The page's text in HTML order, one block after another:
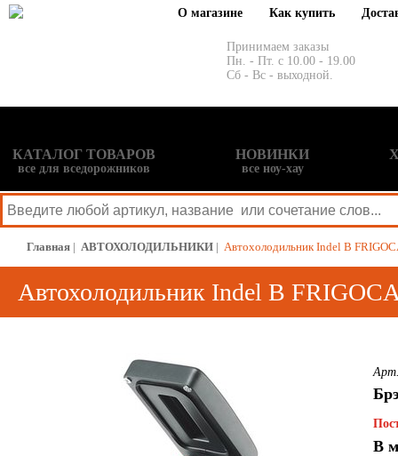
О магазине Как купить
Принимаем заказы
Пн. - Пт. с 10.00 - 19.00
Сб - Вс - выходной.
КАТАЛОГ ТОВАРОВ
все для вседорожников
НОВИНКИ
все ноу-хау
Главная | АВТОХОЛОДИЛЬНИКИ | Автохолодильник Indel B
Автохолодильник Indel B
В